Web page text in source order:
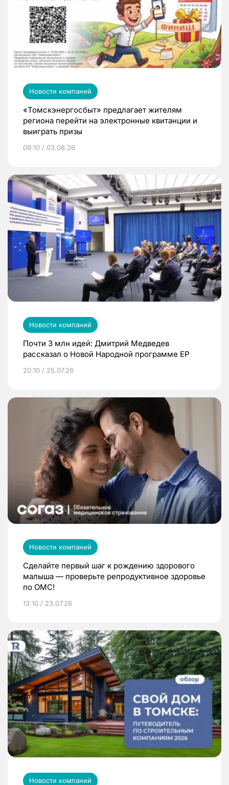
Новости компаний
«Томскэнергосбыт» предлагает жителям
региона перейти на электронные квитанции и
выиграть призы
09:10 / 03.08.26
Новости компаний
Почти 3 млн идей: Дмитрий Медведев
рассказал о Новой Народной программе ЕР
20:10 / 25.07.26
Новости компаний
Сделайте первый шаг к рождению здорового
малыша — проверьте репродуктивное здоровье
по ОМС!
13:10 / 23.07.26
Новости компаний